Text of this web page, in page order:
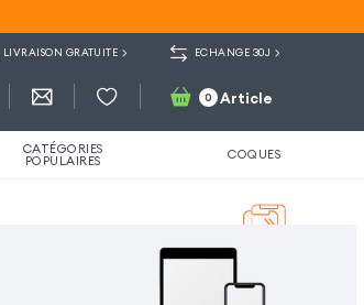
LIVRAISON GRATUITE ECHANGE 30J
0 Article
CATÉGORIES
POPULAIRES COQUES